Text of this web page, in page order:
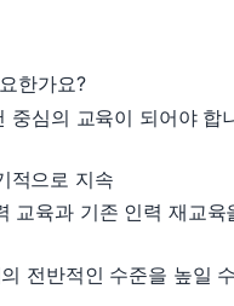
한가요?
중심의 교육이 되어야 합
적으로 지속
교육과 기존 인력 재교육
전반적인 수준을 높일